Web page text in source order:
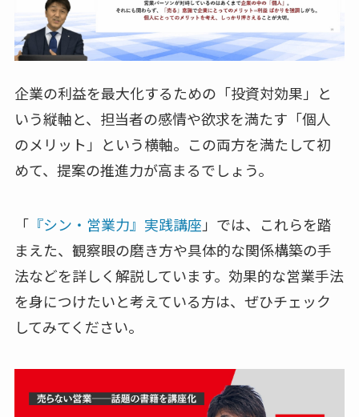
企業の利益を最大化するための「投資対効果」と
いう縦軸と、担当者の感情や欲求を満たす「個人
のメリット」という横軸。この両方を満たして初
めて、提案の推進力が高まるでしょう。
「『シン・営業力』実践講座 」では、これらを踏
まえた、観察眼の磨き方や具体的な関係構築の手
法などを詳しく解説しています。効果的な営業手法
を身につけたいと考えている方は、ぜひチェック
してみてください。